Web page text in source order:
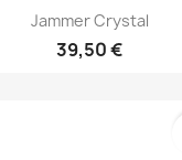
Aperçu rapide
Jammer Crystal
39,50 €